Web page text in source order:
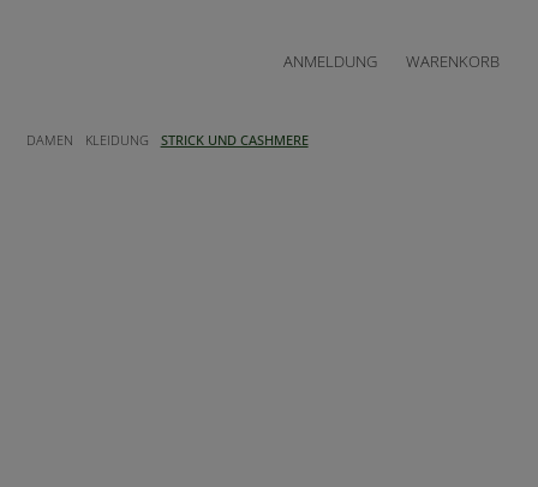
ANMELDUNG WARENKORB
DAMEN KLEIDUNG STRICK UND CASHMERE